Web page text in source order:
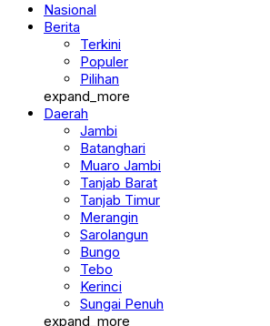
Nasional
Berita
Terkini
Populer
Pilihan
expand_more
Daerah
Jambi
Batanghari
Muaro Jambi
Tanjab Barat
Tanjab Timur
Merangin
Sarolangun
Bungo
Tebo
Kerinci
Sungai Penuh
expand_more